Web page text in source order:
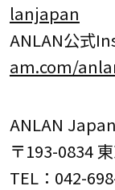
lanjapan
ANLAN公式
am.com/
ANLAN
〒193-0834
TEL：042-